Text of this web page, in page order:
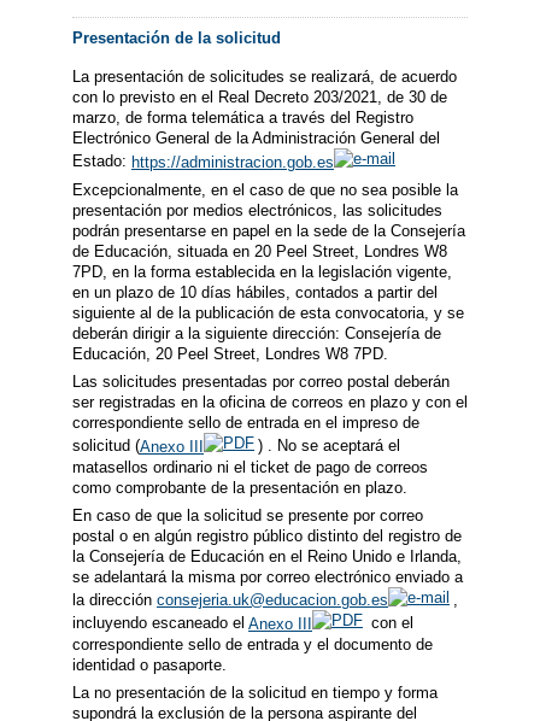
Presentación de la solicitud
La presentación de solicitudes se realizará, de acuerdo
con lo previsto en el Real Decreto 203/2021, de 30 de
marzo, de forma telemática a través del Registro
Electrónico General de la Administración General del
Estado: https://administracion.gob.es
Excepcionalmente, en el caso de que no sea posible la
presentación por medios electrónicos, las solicitudes
podrán presentarse en papel en la sede de la Consejería
de Educación, situada en 20 Peel Street, Londres W8
7PD, en la forma establecida en la legislación vigente,
en un plazo de 10 días hábiles, contados a partir del
siguiente al de la publicación de esta convocatoria, y se
deberán dirigir a la siguiente dirección: Consejería de
Educación, 20 Peel Street, Londres W8 7PD.
Las solicitudes presentadas por correo postal deberán
ser registradas en la oficina de correos en plazo y con el
correspondiente sello de entrada en el impreso de
solicitud (Anexo III
) . No se aceptará el
matasellos ordinario ni el ticket de pago de correos
como comprobante de la presentación en plazo.
En caso de que la solicitud se presente por correo
postal o en algún registro público distinto del registro de
la Consejería de Educación en el Reino Unido e Irlanda,
se adelantará la misma por correo electrónico enviado a
la dirección consejeria.uk@educacion.gob.es
,
incluyendo escaneado el Anexo III
con el
correspondiente sello de entrada y el documento de
identidad o pasaporte.
La no presentación de la solicitud en tiempo y forma
supondrá la exclusión de la persona aspirante del